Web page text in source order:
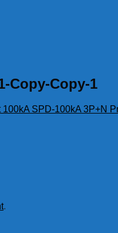
Copy-Copy-1
100kA SPD-100kA 3P+N
.